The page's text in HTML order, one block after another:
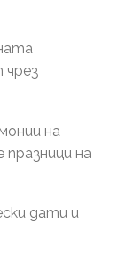
чрез
на
празници на
дати и